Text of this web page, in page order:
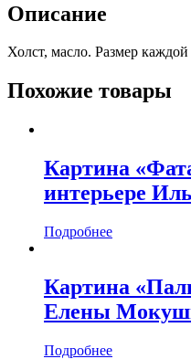
Описание
Холст, масло. Размер
Похожие товары
Картина
интерьере
Подробнее
Картина
Елены
Подробнее